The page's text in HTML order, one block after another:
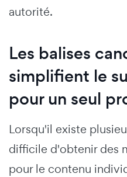
autorité.
Les balises
simplifient le
pour un seul
Lorsqu'il existe
difficile d'obtenir des
pour le contenu